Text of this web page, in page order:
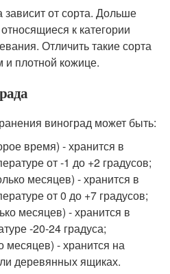
от сорта. Дольше
к категории
Отличить такие сорта
плотной кожице.
виноград может быть:
время) - хранится в
от -1 до +2 градусов;
месяцев) - хранится в
от 0 до +7 градусов;
месяцев) - хранится в
-20-24 градуса;
месяцев) - хранится на
деревянных ящиках.